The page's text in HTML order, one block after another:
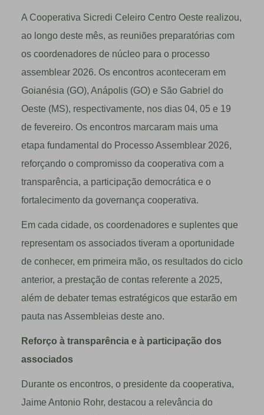
A Cooperativa Sicredi Celeiro Centro Oeste realizou,
ao longo deste mês, as reuniões preparatórias com
os coordenadores de núcleo para o processo
assemblear 2026. Os encontros aconteceram em
Goianésia (GO), Anápolis (GO) e São Gabriel do
Oeste (MS), respectivamente, nos dias 04, 05 e 19
de fevereiro. Os encontros marcaram mais uma
etapa fundamental do Processo Assemblear 2026,
reforçando o compromisso da cooperativa com a
transparência, a participação democrática e o
fortalecimento da governança cooperativa.
Em cada cidade, os coordenadores e suplentes que
representam os associados tiveram a oportunidade
de conhecer, em primeira mão, os resultados do ciclo
anterior, a prestação de contas referente a 2025,
além de debater temas estratégicos que estarão em
pauta nas Assembleias deste ano.
Reforço à transparência e à participação dos
associados
Durante os encontros, o presidente da cooperativa,
Jaime Antonio Rohr, destacou a relevância do